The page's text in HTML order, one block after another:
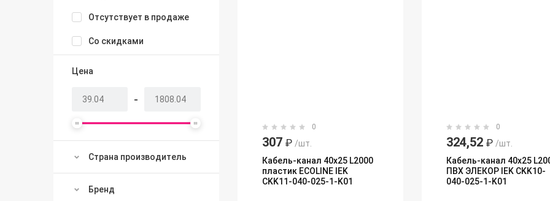
Отсутствует в продаже
Со скидками
Цена
-
Страна производитель
Бренд
0
307 ₽ /шт.
Кабель-канал 40х25 L2000
пластик ECOLINE IEK
CKK11-040-025-1-K01
0
324,52 ₽ /шт.
Кабель-канал 40х25
ПВХ ЭЛЕКОР IEK CKK10-
040-025-1-K01